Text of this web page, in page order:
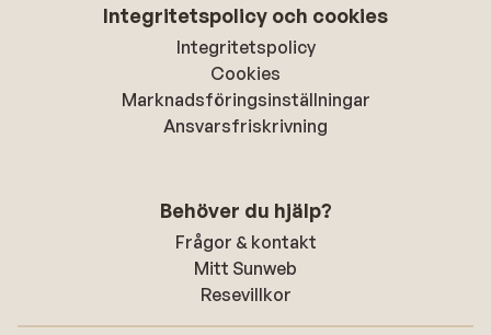
Integritetspolicy och cookies
Integritetspolicy
Cookies
Marknadsföringsinställningar
Ansvarsfriskrivning
Behöver du hjälp?
Frågor & kontakt
Mitt Sunweb
Resevillkor